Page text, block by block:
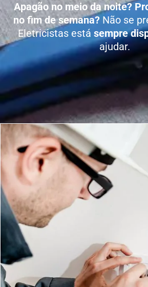
Apagão no meio da noite?
no fim de semana?Não se
Eletricistas está sempre
ajudar.